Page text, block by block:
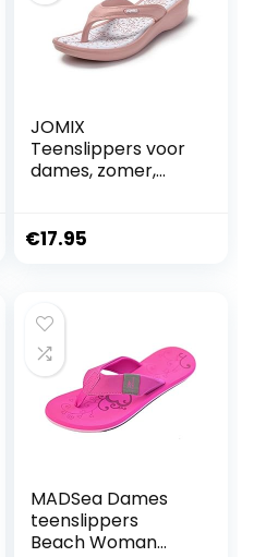
JOMIX
Teenslippers voor
dames, zomer,
douche,
€17.95
MADSea Dames
teenslippers
Beach Woman